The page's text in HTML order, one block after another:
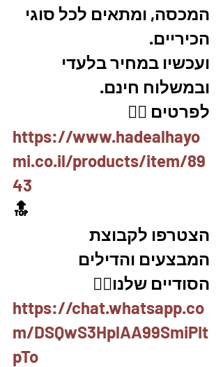
המכסה, ומתאים לכל סוגי
הכיריים.
ועכשיו במחיר בלעדי
ובמשלוח חינם.
לפרטים 👇🏼
https://www.hadealhayo
mi.co.il/products/item/89
43
🔝
הצטרפו לקבוצת
המבצעים והדילים
הסודיים שלנו👇🏼
https://chat.whatsapp.co
m/DSQwS3HplAA99SmiPIt
pTo